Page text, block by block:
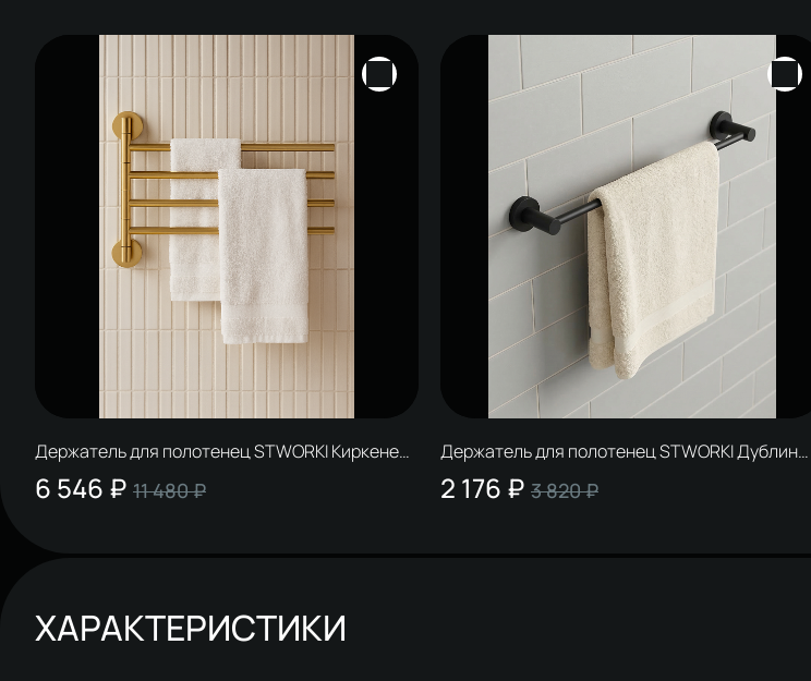
Держатель для полотенец STWORKI Киркенес
S45361GM матовое золото
6 546 ₽ 11 480 ₽
Держатель для полотенец STWORKI Дублин
S41365BK матовый черный
2 176 ₽ 3 820 ₽
ХАРАКТЕРИСТИКИ